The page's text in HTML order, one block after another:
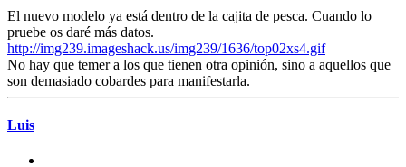
El nuevo modelo ya está dentro de la cajita de pesca. Cuando lo
pruebe os daré más datos.
http://img239.imageshack.us/img239/1636/top02xs4.gif
No hay que temer a los que tienen otra opinión, sino a aquellos que
son demasiado cobardes para manifestarla.
Luis